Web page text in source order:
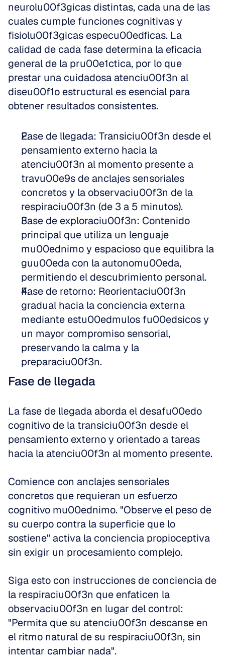
neurolu00f3gicas distintas, cada una de las
cuales cumple funciones cognitivas y
fisiolu00f3gicas especu00edficas. La
calidad de cada fase determina la eficacia
general de la pru00e1ctica, por lo que
prestar una cuidadosa atenciu00f3n al
diseu00f1o estructural es esencial para
obtener resultados consistentes.
Fase de llegada: Transiciu00f3n desde el
pensamiento externo hacia la
atenciu00f3n al momento presente a
travu00e9s de anclajes sensoriales
concretos y la observaciu00f3n de la
respiraciu00f3n (de 3 a 5 minutos).
Fase de exploraciu00f3n: Contenido
principal que utiliza un lenguaje
mu00ednimo y espacioso que equilibra la
guu00eda con la autonomu00eda,
permitiendo el descubrimiento personal.
Fase de retorno: Reorientaciu00f3n
gradual hacia la conciencia externa
mediante estu00edmulos fu00edsicos y
un mayor compromiso sensorial,
preservando la calma y la
preparaciu00f3n.
Fase de llegada
La fase de llegada aborda el desafu00edo
cognitivo de la transiciu00f3n desde el
pensamiento externo y orientado a tareas
hacia la atenciu00f3n al momento presente.
Comience con anclajes sensoriales
concretos que requieran un esfuerzo
cognitivo mu00ednimo. "Observe el peso de
su cuerpo contra la superficie que lo
sostiene" activa la conciencia propioceptiva
sin exigir un procesamiento complejo.
Siga esto con instrucciones de conciencia de
la respiraciu00f3n que enfaticen la
observaciu00f3n en lugar del control:
"Permita que su atenciu00f3n descanse en
el ritmo natural de su respiraciu00f3n, sin
intentar cambiar nada".